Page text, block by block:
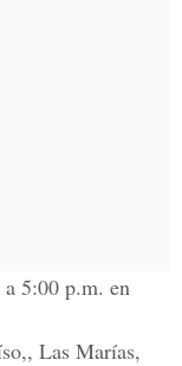
5:00 p.m. en
Las Marías,